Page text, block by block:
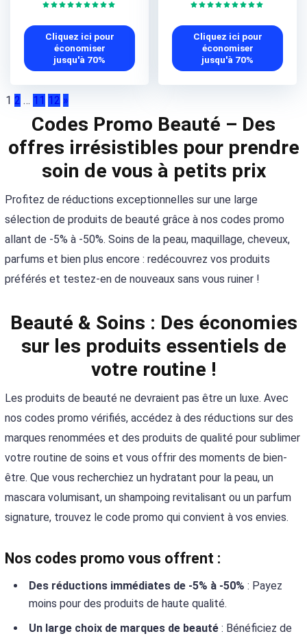
Cliquez ici pour
économiser
jusqu'à 70%
Cliquez ici pour
économiser
jusqu'à 70%
1 2 … 11 12 »
Codes Promo Beauté – Des
offres irrésistibles pour prendre
soin de vous à petits prix
Profitez de réductions exceptionnelles sur une large
sélection de produits de beauté grâce à nos codes promo
allant de -5% à -50%. Soins de la peau, maquillage, cheveux,
parfums et bien plus encore : redécouvrez vos produits
préférés et testez-en de nouveaux sans vous ruiner !
Beauté & Soins : Des économies
sur les produits essentiels de
votre routine !
Les produits de beauté ne devraient pas être un luxe. Avec
nos codes promo vérifiés, accédez à des réductions sur des
marques renommées et des produits de qualité pour sublimer
votre routine de soins et vous offrir des moments de bien-
être. Que vous recherchiez un hydratant pour la peau, un
mascara volumisant, un shampoing revitalisant ou un parfum
signature, trouvez le code promo qui convient à vos envies.
Nos codes promo vous offrent :
Des réductions immédiates de -5% à -50% : Payez
moins pour des produits de haute qualité.
Un large choix de marques de beauté : Bénéficiez de